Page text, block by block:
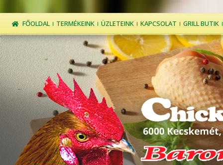
FŐOLDAL TERMÉKEINK ÜZLETEINK KAPCSOLAT GRILL BUTIK